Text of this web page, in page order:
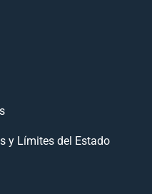
y Límites del Estado